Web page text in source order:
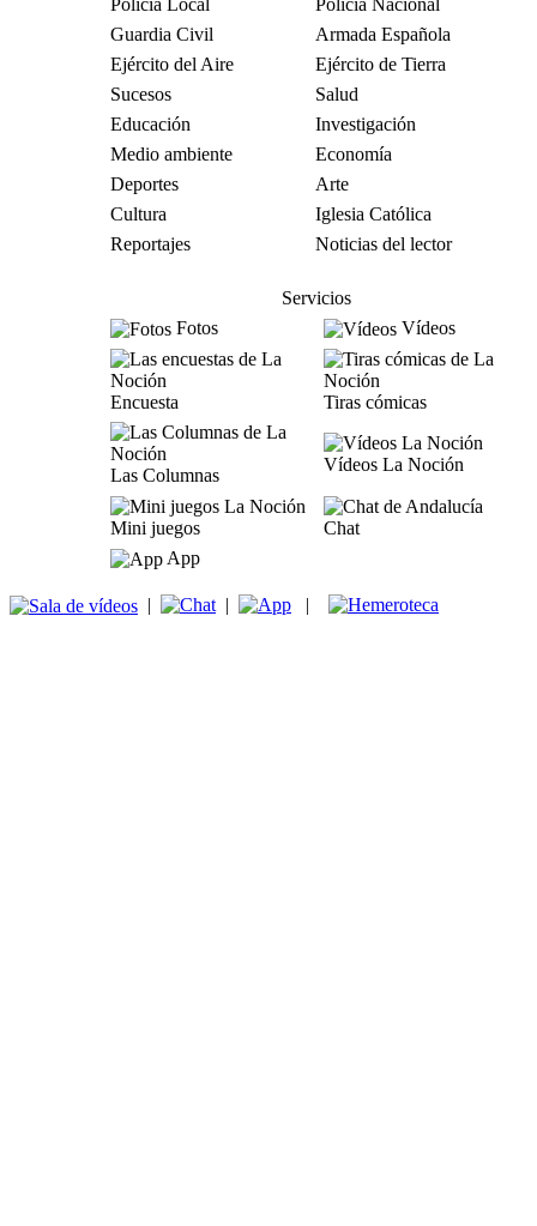
Policía Local
Policía Nacional
Guardia Civil
Armada Española
Ejército del Aire
Ejército de Tierra
Sucesos
Salud
Educación
Investigación
Medio ambiente
Economía
Deportes
Arte
Cultura
Iglesia Católica
Reportajes
Noticias del lector
Servicios
Fotos
Vídeos
Encuesta Tiras cómicas
Las Columnas
Vídeos La Noción
Mini juegos
Chat
App
| | |